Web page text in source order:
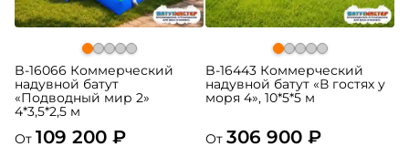
B-16066 Коммерческий
надувной батут
«Подводный мир 2»
4*3,5*2,5 м
От 109 200 ₽
B-16443 Коммерческий
надувной батут «В гостях у
моря 4», 10*5*5 м
От 306 900 ₽